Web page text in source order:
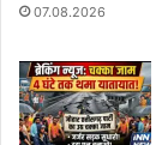
07.08.2026